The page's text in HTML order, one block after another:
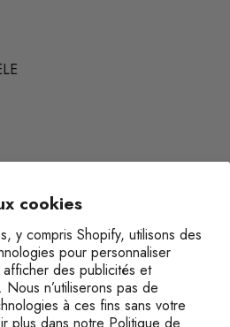
cookies
y compris Shopify, utilisons des
pour personnaliser
des publicités et
n’utiliserons pas de
à ces fins sans votre